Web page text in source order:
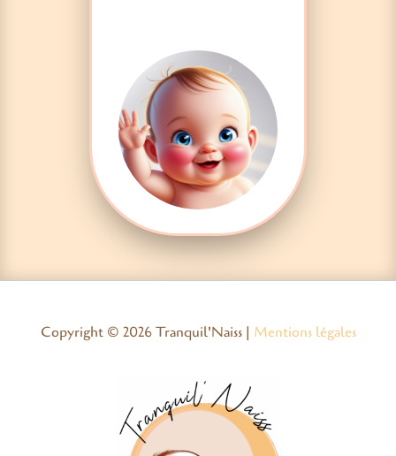
Copyright © 2026 Tranquil'Naiss | Mentions légales